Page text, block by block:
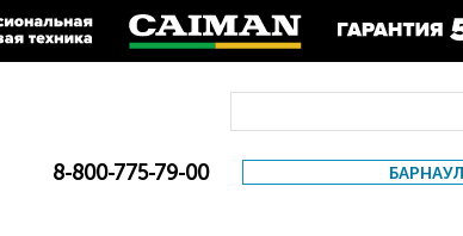
8-800-775-79-00 БАРНАУЛ